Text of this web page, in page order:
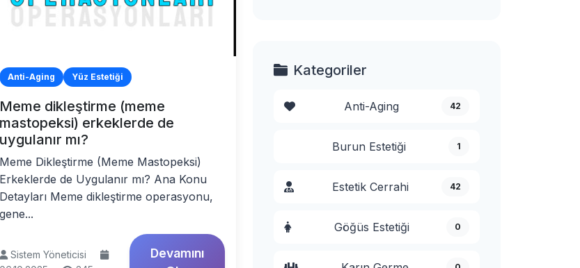
Anti-Aging Yüz Estetiği
Meme dikleştirme (meme
mastopeksi) erkeklerde de
uygulanır mı?
Meme Dikleştirme (Meme Mastopeksi)
Erkeklerde de Uygulanır mı? Ana Konu
Detayları Meme dikleştirme operasyonu,
gene...
Sistem Yöneticisi
Devamını
Kategoriler
Anti-Aging 42
Burun Estetiği 1
Estetik Cerrahi 42
Göğüs Estetiği 0